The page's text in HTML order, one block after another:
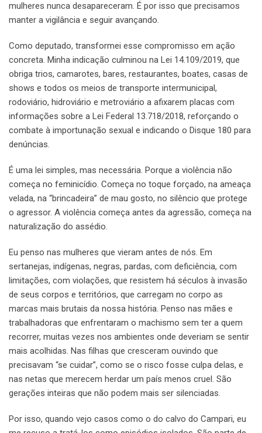
mulheres nunca desapareceram. É por isso que precisamos
manter a vigilância e seguir avançando.
Como deputado, transformei esse compromisso em ação
concreta. Minha indicação culminou na Lei 14.109/2019, que
obriga trios, camarotes, bares, restaurantes, boates, casas de
shows e todos os meios de transporte intermunicipal,
rodoviário, hidroviário e metroviário a afixarem placas com
informações sobre a Lei Federal 13.718/2018, reforçando o
combate à importunação sexual e indicando o Disque 180 para
denúncias.
É uma lei simples, mas necessária. Porque a violência não
começa no feminicídio. Começa no toque forçado, na ameaça
velada, na “brincadeira” de mau gosto, no silêncio que protege
o agressor. A violência começa antes da agressão, começa na
naturalização do assédio.
Eu penso nas mulheres que vieram antes de nós. Em
sertanejas, indígenas, negras, pardas, com deficiência, com
limitações, com violações, que resistem há séculos à invasão
de seus corpos e territórios, que carregam no corpo as
marcas mais brutais da nossa história. Penso nas mães e
trabalhadoras que enfrentaram o machismo sem ter a quem
recorrer, muitas vezes nos ambientes onde deveriam se sentir
mais acolhidas. Nas filhas que cresceram ouvindo que
precisavam “se cuidar”, como se o risco fosse culpa delas, e
nas netas que merecem herdar um país menos cruel. São
gerações inteiras que não podem mais ser silenciadas.
Por isso, quando vejo casos como o do calvo do Campari, eu